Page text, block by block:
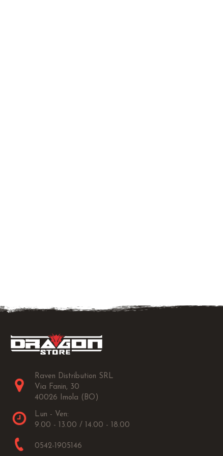
Raven Distribution SRL
Via Fanin, 30
40026 Imola (BO)
Lun - Ven:
9.00 - 13.00 / 14.00 - 18.00
0542-1905146